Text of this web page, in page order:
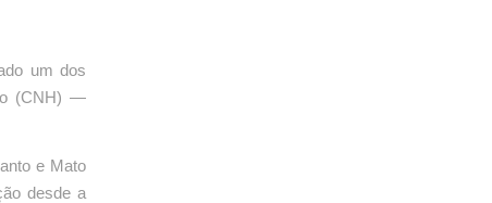
um dos
(CNH) —
e Mato
desde a